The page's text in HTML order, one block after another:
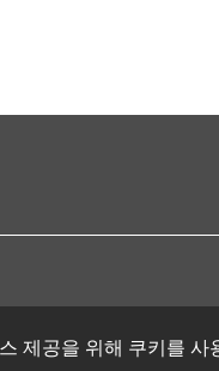
제공을 위해 쿠키를